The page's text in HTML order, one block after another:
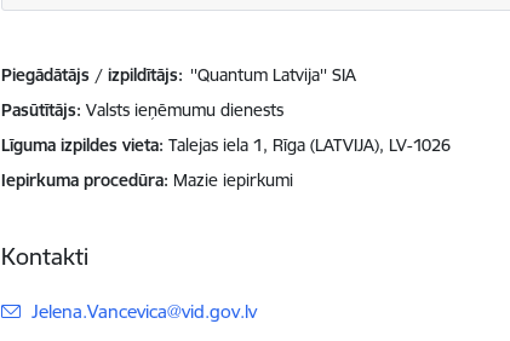
Piegādātājs / izpildītājs: ''Quantum Latvija'' SIA
Pasūtītājs Valsts ieņēmumu dienests
Līguma izpildes vieta Talejas iela 1, Rīga (LATVIJA), LV-1026
Iepirkuma procedūra Mazie iepirkumi
Kontakti
E-pasts:
Jelena.Vancevica@vid.gov.lv